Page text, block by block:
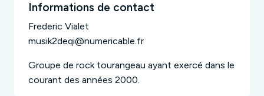
Informations de contact
Frederic Vialet
musik2deqi@numericable.fr
Groupe de rock tourangeau ayant exercé dans le
courant des années 2000.